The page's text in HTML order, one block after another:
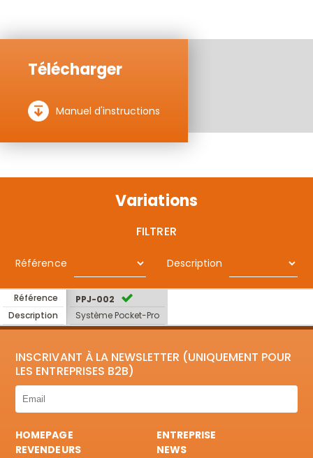
Télécharger
Manuel d'instructions
Variations
FILTRER
Référence Description
Référence
Description
PPJ-002
Système Pocket-Pro
INSCRIVANT À LA NEWSLETTER (UNIQUEMENT POUR
LES ENTREPRISES B2B)
HOMEPAGE
ENTREPRISE
REVENDEURS
NEWS